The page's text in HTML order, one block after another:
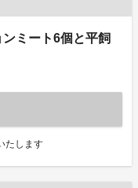
ミート6個と平飼
たします